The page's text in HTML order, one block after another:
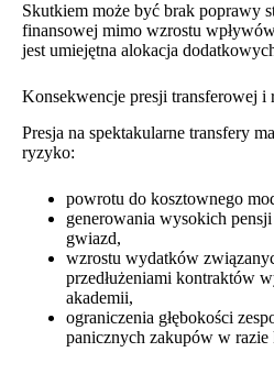
Skutkiem może być brak poprawy
finansowej mimo wzrostu
jest umiejętna alokacja
Konsekwencje presji transferowej i
Presja na spektakularne transfery
ryzyko:
powrotu do kosztownego
generowania wysokich pensji
gwiazd,
wzrostu wydatków
przedłużeniami kontraktów
akademii,
ograniczenia głębokości
panicznych zakupów w razie